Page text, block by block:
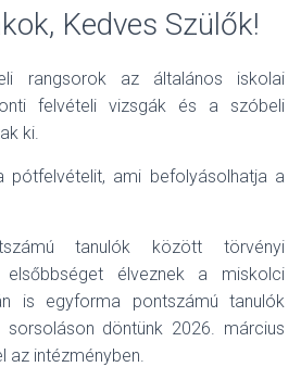
Kedves Szülők!
rangsorok az általános iskolai
felvételi vizsgák és a szóbeli
ki.
pótfelvételit, ami befolyásolhatja a
tanulók között törvényi
elsőbbséget élveznek a miskolci
is egyforma pontszámú tanulók
sorsoláson döntünk 2026. március
az intézményben.